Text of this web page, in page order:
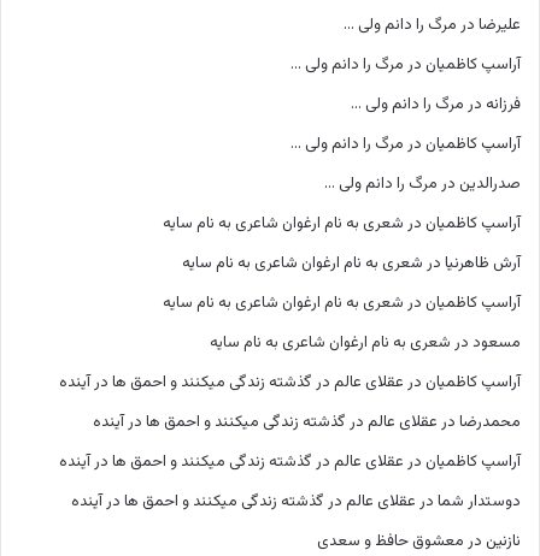
علیرضا در مرگ را دانم ولی …
آراسپ کاظمیان در مرگ را دانم ولی …
فرزانه در مرگ را دانم ولی …
آراسپ کاظمیان در مرگ را دانم ولی …
صدرالدین در مرگ را دانم ولی …
آراسپ کاظمیان در شعری به نام ارغوان شاعری به نام سایه
آرش ظاهرنیا در شعری به نام ارغوان شاعری به نام سایه
آراسپ کاظمیان در شعری به نام ارغوان شاعری به نام سایه
مسعود در شعری به نام ارغوان شاعری به نام سایه
آراسپ کاظمیان در عقلای عالم در گذشته زندگی میکنند و احمق ها در آینده
محمدرضا در عقلای عالم در گذشته زندگی میکنند و احمق ها در آینده
آراسپ کاظمیان در عقلای عالم در گذشته زندگی میکنند و احمق ها در آینده
دوستدار شما در عقلای عالم در گذشته زندگی میکنند و احمق ها در آینده
نازنین در معشوق حافظ و سعدی